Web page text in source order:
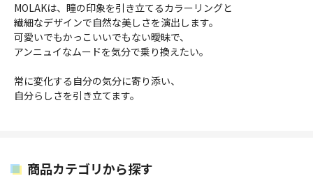
MOLAKは、瞳の印象を引き立てるカラーリングと
繊細なデザインで自然な美しさを演出します。
可愛いでもかっこいいでもない曖昧で、
アンニュイなムードを気分で乗り換えたい。
常に変化する自分の気分に寄り添い、
自分らしさを引き立てます。
商品カテゴリから探す